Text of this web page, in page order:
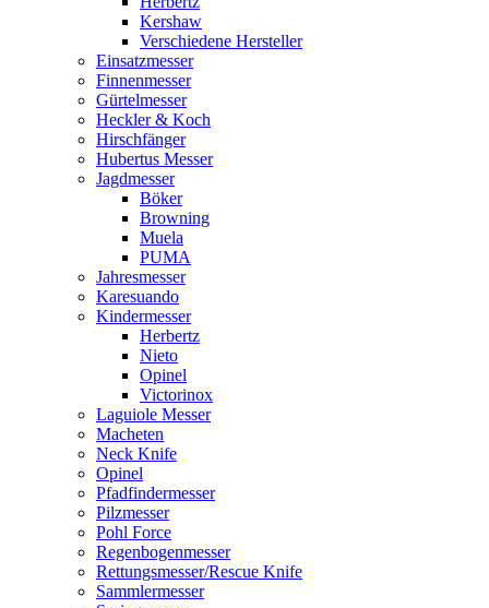
Kershaw
Verschiedene Hersteller
Einsatzmesser
Finnenmesser
Gürtelmesser
Heckler & Koch
Hirschfänger
Hubertus Messer
Jagdmesser
Böker
Browning
Muela
PUMA
Jahresmesser
Karesuando
Kindermesser
Herbertz
Nieto
Opinel
Victorinox
Laguiole Messer
Macheten
Neck Knife
Opinel
Pfadfindermesser
Pilzmesser
Pohl Force
Regenbogenmesser
Rettungsmesser/Rescue Knife
Sammlermesser